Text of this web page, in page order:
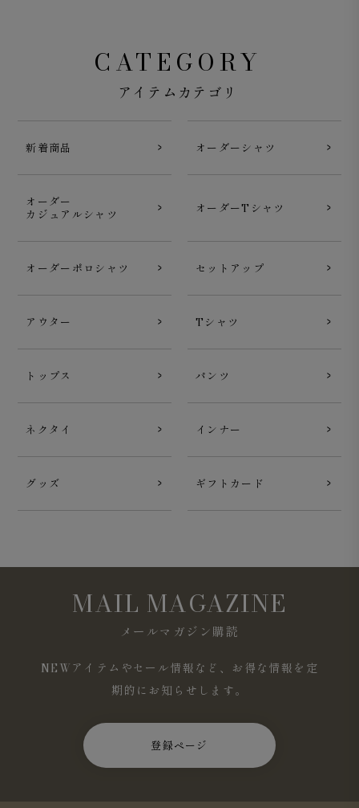
CATEGORY
アイテムカテゴリ
新着商品 オーダーシャツ
オーダー
カジュアルシャツ
オーダーTシャツ
オーダーポロシャツ セットアップ
アウター Tシャツ
トップス パンツ
ネクタイ インナー
グッズ ギフトカード
MAIL MAGAZINE
メールマガジン購読
NEWアイテムやセール情報など、お得な情報を定
期的にお知らせします。
登録ページ